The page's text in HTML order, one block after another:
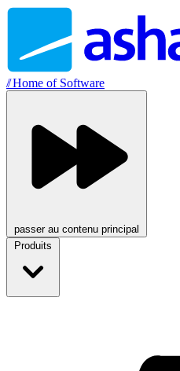
//Home of Software
passer au contenu principal
Produits